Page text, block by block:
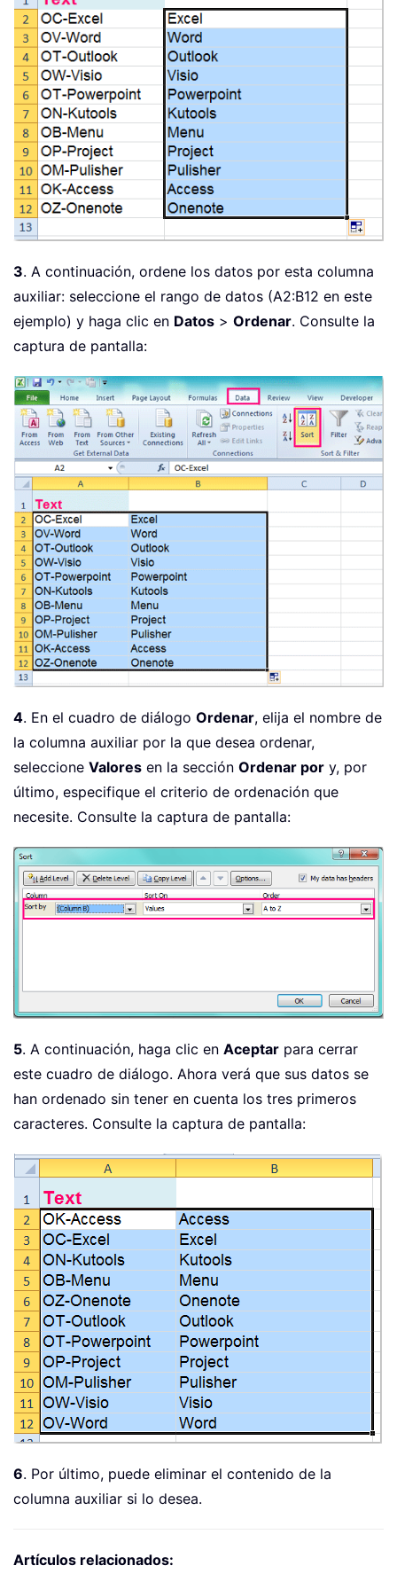
3. A continuación, ordene los datos por esta columna
auxiliar: seleccione el rango de datos (A2:B12 en este
ejemplo) y haga clic en Datos > Ordenar. Consulte la
captura de pantalla:
4. En el cuadro de diálogo Ordenar, elija el nombre de
la columna auxiliar por la que desea ordenar,
seleccione Valores en la sección Ordenar por y, por
último, especifique el criterio de ordenación que
necesite. Consulte la captura de pantalla:
5. A continuación, haga clic en Aceptar para cerrar
este cuadro de diálogo. Ahora verá que sus datos se
han ordenado sin tener en cuenta los tres primeros
caracteres. Consulte la captura de pantalla:
6. Por último, puede eliminar el contenido de la
columna auxiliar si lo desea.
Artículos relacionados: